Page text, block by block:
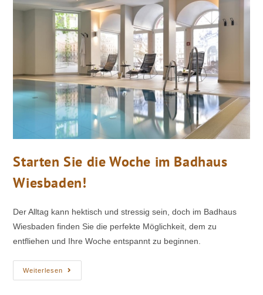
Starten Sie die Woche im Badhaus
Wiesbaden!
Der Alltag kann hektisch und stressig sein, doch im Badhaus
Wiesbaden finden Sie die perfekte Möglichkeit, dem zu
entfliehen und Ihre Woche entspannt zu beginnen.
Weiterlesen